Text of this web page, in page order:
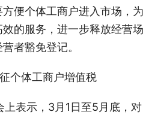
便个体工商户进入市场，为
的服务，进一步释放经营场
者豁免登记。
个体工商户增值税
表示， 3月1日至5月底，对